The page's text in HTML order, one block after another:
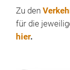
Zu den
für die
hier.